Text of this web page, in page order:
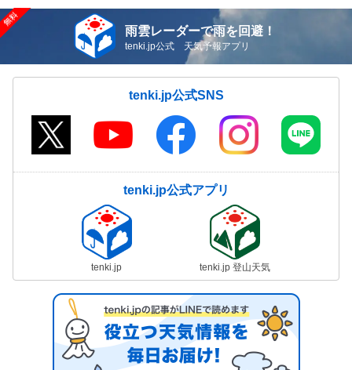
雨雲レーダーで雨を回避！
tenki.jp公式 天気予報アプリ
tenki.jp公式SNS
tenki.jp公式アプリ
tenki.jp tenki.jp 登山天気